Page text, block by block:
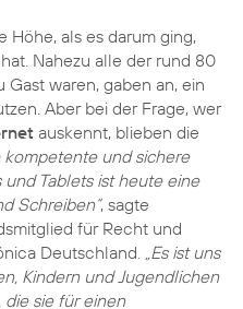
Höhe, als es darum ging,
hat. Nahezu alle der rund 80
Gast waren, gaben an, ein
Aber bei der Frage, wer
auskennt, blieben die
kompetente und sichere
Tablets ist heute eine
Schreiben“, sagte
für Recht und
Deutschland.
„Es ist uns
Kindern und Jugendlichen
sie für einen